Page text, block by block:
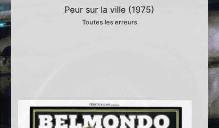
Peur sur la ville (1975)
Toutes les erreurs